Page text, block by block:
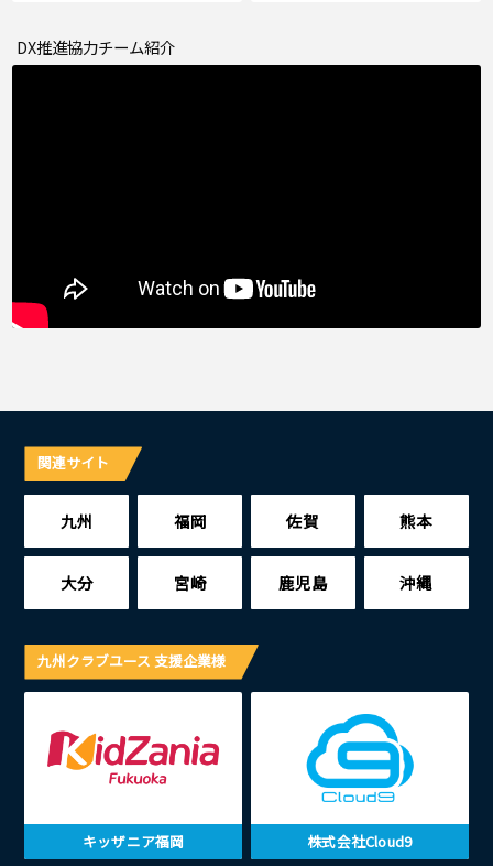
DX推進協力チーム紹介
関連サイト
九州 福岡 佐賀 熊本
大分 宮崎 鹿児島 沖縄
九州クラブユース 支援企業様
キッザニア福岡 株式会社Cloud9